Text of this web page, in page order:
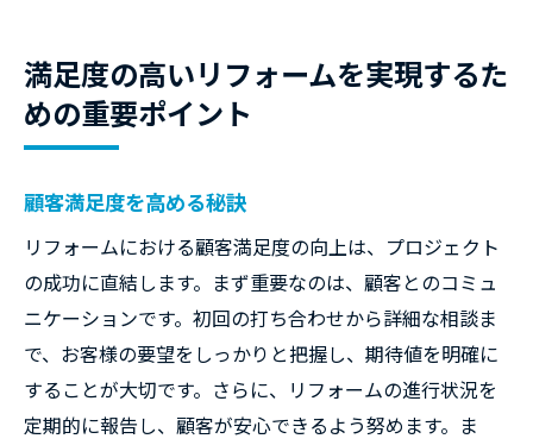
満足度の高いリフォームを実現するた
めの重要ポイント
顧客満足度を高める秘訣
リフォームにおける顧客満足度の向上は、プロジェクト
の成功に直結します。まず重要なのは、顧客とのコミュ
ニケーションです。初回の打ち合わせから詳細な相談ま
で、お客様の要望をしっかりと把握し、期待値を明確に
することが大切です。さらに、リフォームの進行状況を
定期的に報告し、顧客が安心できるよう努めます。ま